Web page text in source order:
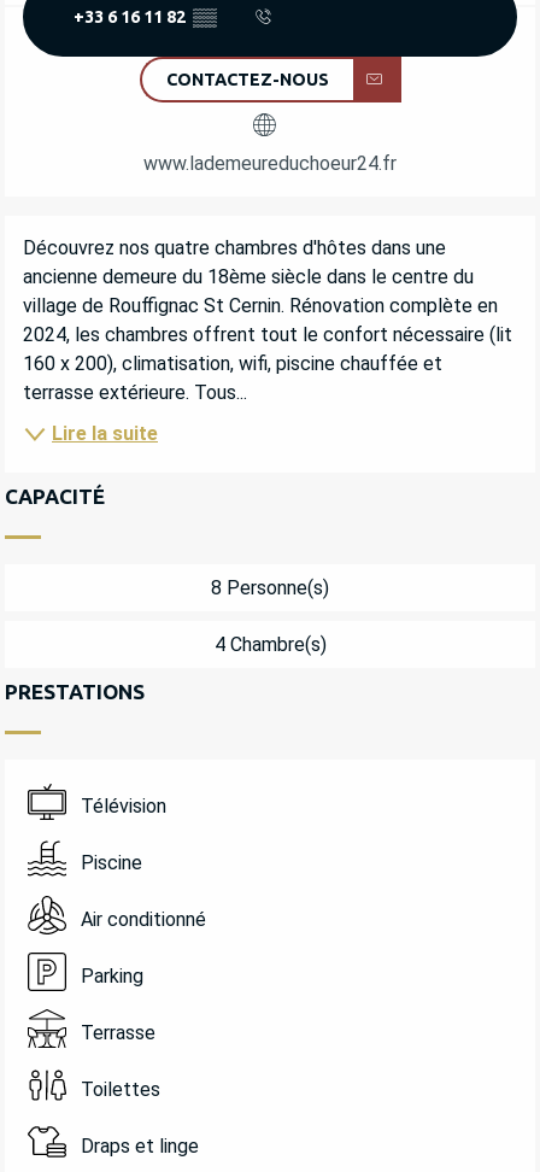
+33 6 16 11 82 ▒▒
CONTACTEZ-NOUS
www.lademeureduchoeur24.fr
DESCRIPTION
Découvrez nos quatre chambres d'hôtes dans une
ancienne demeure du 18ème siècle dans le centre du
village de Rouffignac St Cernin. Rénovation complète en
2024, les chambres offrent tout le confort nécessaire (lit
160 x 200), climatisation, wifi, piscine chauffée et
terrasse extérieure. Tous...
Lire la suite
CAPACITÉ
8 Personne(s)
4 Chambre(s)
PRESTATIONS
Télévision
Piscine
Air conditionné
Parking
Terrasse
Toilettes
Draps et linge